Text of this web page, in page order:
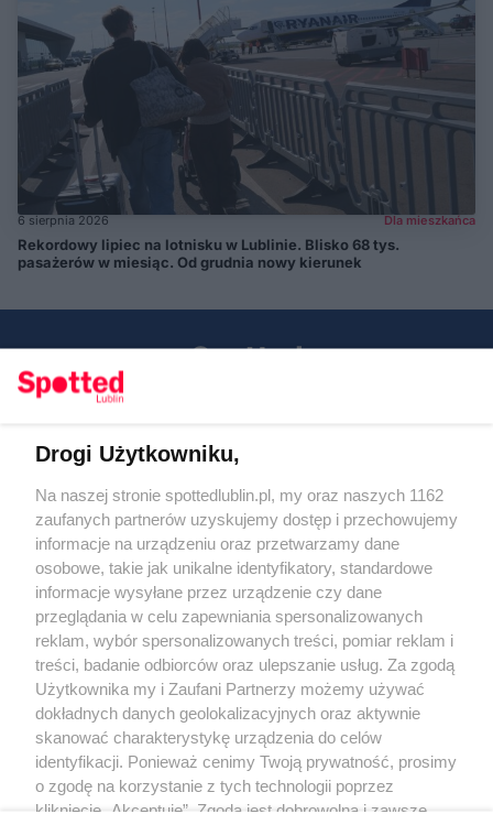
6 sierpnia 2026 Dla mieszkańca
Rekordowy lipiec na lotnisku w Lublinie. Blisko 68 tys.
pasażerów w miesiąc. Od grudnia nowy kierunek
KATEGORIE
OGŁOSZENIA
WYDARZENIA
NA SKRÓTY
Regulamin
Polityka prywatności
RODO
Warunki korzystania z treści
Drogi Użytkowniku,
Na naszej stronie spottedlublin.pl, my oraz naszych 1162
zaufanych partnerów uzyskujemy dostęp i przechowujemy
informacje na urządzeniu oraz przetwarzamy dane
osobowe, takie jak unikalne identyfikatory, standardowe
informacje wysyłane przez urządzenie czy dane
przeglądania w celu zapewniania spersonalizowanych
reklam, wybór spersonalizowanych treści, pomiar reklam i
treści, badanie odbiorców oraz ulepszanie usług. Za zgodą
Użytkownika my i Zaufani Partnerzy możemy używać
dokładnych danych geolokalizacyjnych oraz aktywnie
skanować charakterystykę urządzenia do celów
identyfikacji. Ponieważ cenimy Twoją prywatność, prosimy
o zgodę na korzystanie z tych technologii poprzez
kliknięcie „Akceptuję”. Zgoda jest dobrowolna i zawsze